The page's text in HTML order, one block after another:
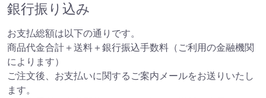
銀行振り込み
お支払総額は以下の通りです。
商品代金合計＋送料＋銀行振込手数料（ご利用の金融機関
によります）
ご注文後、お支払いに関するご案内メールをお送りいたし
ます。